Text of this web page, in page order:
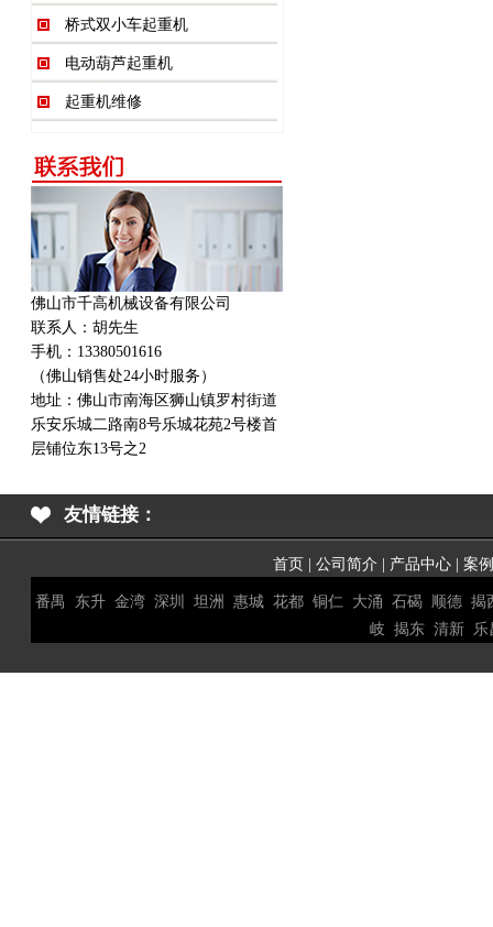
桥式双小车起重机
电动葫芦起重机
起重机维修
佛山市千高机械设备有限公司
联系人：胡先生
手机：13380501616
（佛山销售处24小时服务）
地址： 佛山市南海区狮山镇罗村街道
乐安乐城二路南8号乐城花苑2号楼首
层铺位东13号之2
友情链接：
首页| 公司简介 | 产品中心| 案
番禺 东升 金湾 深圳 坦洲 惠城 花都 铜仁 大涌 石碣 顺德 揭
岐 揭东 清新 乐